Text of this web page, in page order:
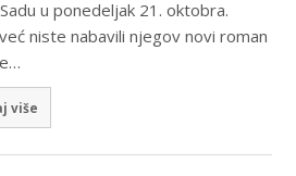
u ponedeljak 21. oktobra.
niste nabavili njegov novi roman
više